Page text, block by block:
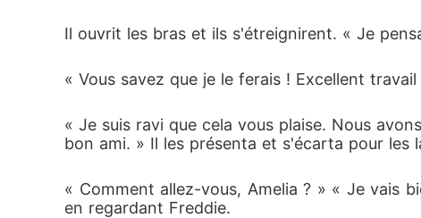
Il ouvrit les bras et ils s'étreignirent. « Je
« Vous savez que je le ferais ! Excellent
« Je suis ravi que cela vous plaise. Nous
bon ami. » Il les présenta et s'écarta pour les
« Comment allez-vous, Amelia ? » « Je vais
en regardant Freddie.